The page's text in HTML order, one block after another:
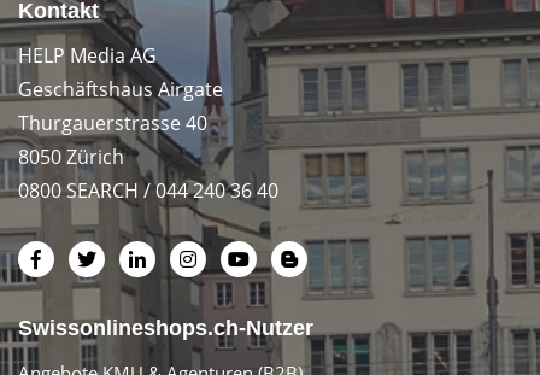
Kontakt
HELP Media AG
Geschäftshaus Airgate
Thurgauerstrasse 40
8050 Zürich
0800 SEARCH / 044 240 36 40
Swissonlineshops.ch-Nutzer